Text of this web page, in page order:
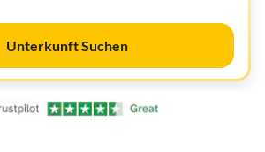
Unterkunft Suchen